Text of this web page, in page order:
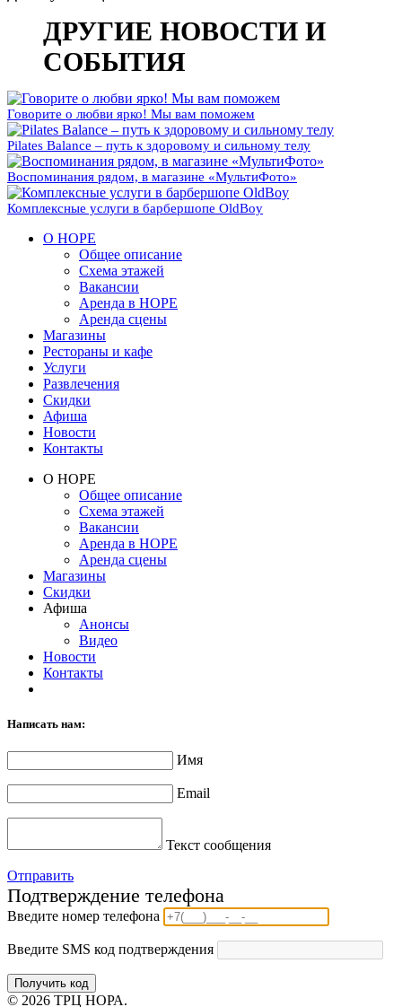
ДРУГИЕ НОВОСТИ И
СОБЫТИЯ
Говорите о любви ярко! Мы вам поможем
Pilates Balance – путь к здоровому и сильному телу
Воспоминания рядом, в магазине «МультиФото»
Комплексные услуги в барбершопе OldBoy
О НОРЕ
Общее описание
Схема этажей
Вакансии
Аренда в НОРЕ
Аренда сцены
Магазины
Рестораны и кафе
Услуги
Развлечения
Скидки
Афиша
Новости
Контакты
О НОРЕ
Общее описание
Схема этажей
Вакансии
Аренда в НОРЕ
Аренда сцены
Магазины
Скидки
Афиша
Анонсы
Видео
Новости
Контакты
Написать нам:
Имя
Email
Текст сообщения
Отправить
Подтверждение телефона
Введите номер телефона
Введите SMS код подтверждения
Получить код
© 2026 ТРЦ НОРА.